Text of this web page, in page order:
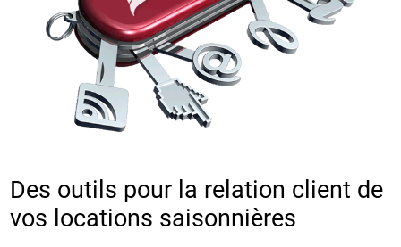
Des outils pour la relation client de
vos locations saisonnières